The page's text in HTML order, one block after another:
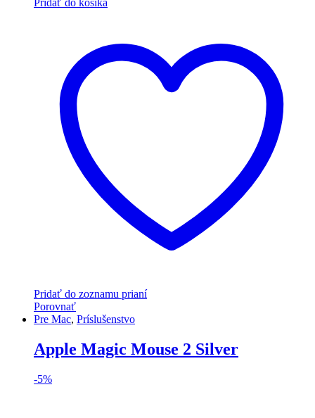
Pridať do košíka
Pridať do zoznamu prianí
Porovnať
Pre Mac, Príslušenstvo
Apple Magic Mouse 2 Silver
-5%